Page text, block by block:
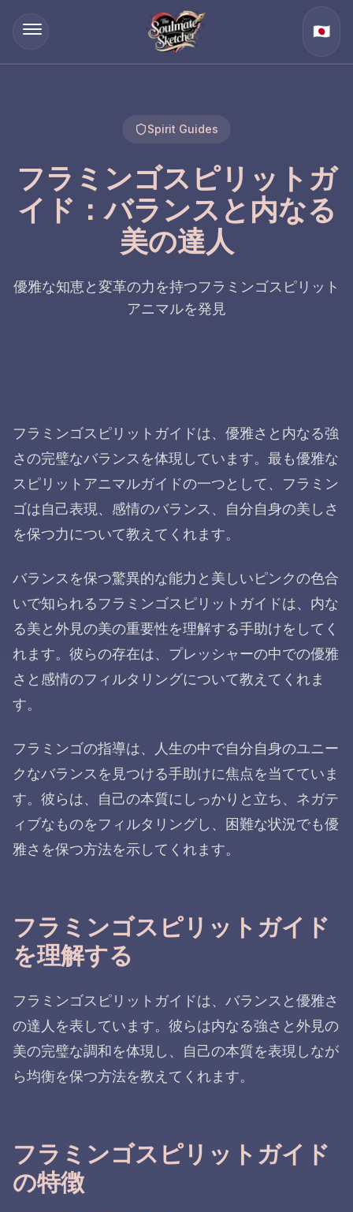
🇯🇵
Spirit Guides
フラミンゴスピリットガ
イド：バランスと内なる
美の達人
優雅な知恵と変革の力を持つフラミンゴスピリット
アニマルを発見
フラミンゴスピリットガイドは、優雅さと内なる強
さの完璧なバランスを体現しています。最も優雅な
スピリットアニマルガイドの一つとして、フラミン
ゴは自己表現、感情のバランス、自分自身の美しさ
を保つ力について教えてくれます。
バランスを保つ驚異的な能力と美しいピンクの色合
いで知られるフラミンゴスピリットガイドは、内な
る美と外見の美の重要性を理解する手助けをしてく
れます。彼らの存在は、プレッシャーの中での優雅
さと感情のフィルタリングについて教えてくれま
す。
フラミンゴの指導は、人生の中で自分自身のユニー
クなバランスを見つける手助けに焦点を当てていま
す。彼らは、自己の本質にしっかりと立ち、ネガテ
ィブなものをフィルタリングし、困難な状況でも優
雅さを保つ方法を示してくれます。
フラミンゴスピリットガイド
を理解する
フラミンゴスピリットガイドは、バランスと優雅さ
の達人を表しています。彼らは内なる強さと外見の
美の完璧な調和を体現し、自己の本質を表現しなが
ら均衡を保つ方法を教えてくれます。
フラミンゴスピリットガイド
の特徴